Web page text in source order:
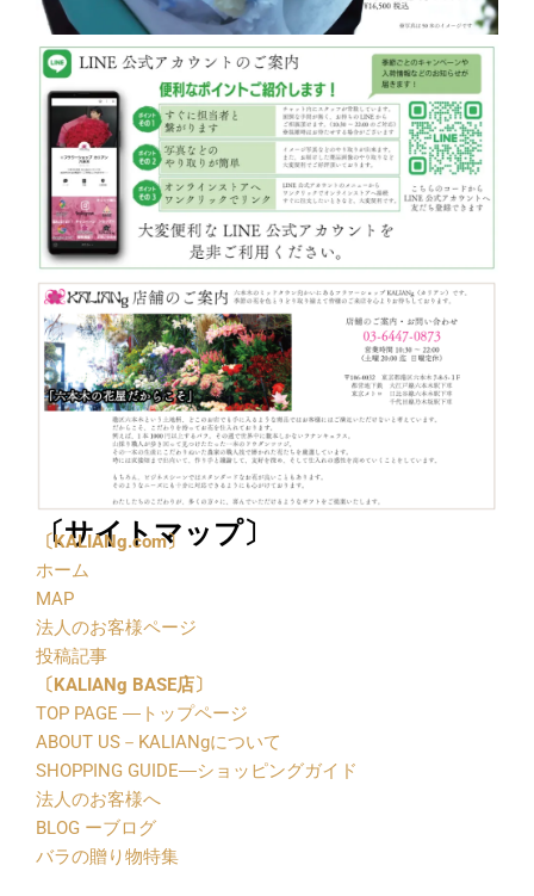
〔サイトマップ〕
〔KALIANg.com〕
ホーム
MAP
法人のお客様ページ
投稿記事
〔 KALIANg BASE店〕
TOP PAGE ―トップページ
ABOUT US－KALIANgについて
SHOPPING GUIDE―ショッピングガイド
法人のお客様へ
BLOG ーブログ
バラの贈り物特集